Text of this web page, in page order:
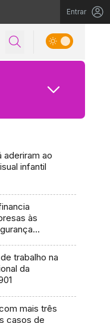
Entrar
aderiram ao
infantil
às
trabalho na
da
mais três
casos de